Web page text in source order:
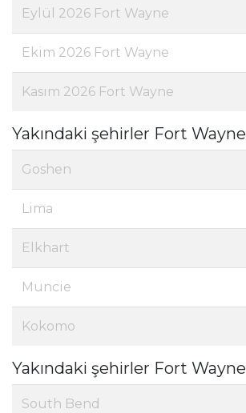
Eylül 2026 Fort Wayne
Ekim 2026 Fort Wayne
Kasım 2026 Fort Wayne
Yakındaki şehirler Fort Wayne
Goshen
Lima
Elkhart
Muncie
Kokomo
Yakındaki şehirler Fort Wayne
South Bend